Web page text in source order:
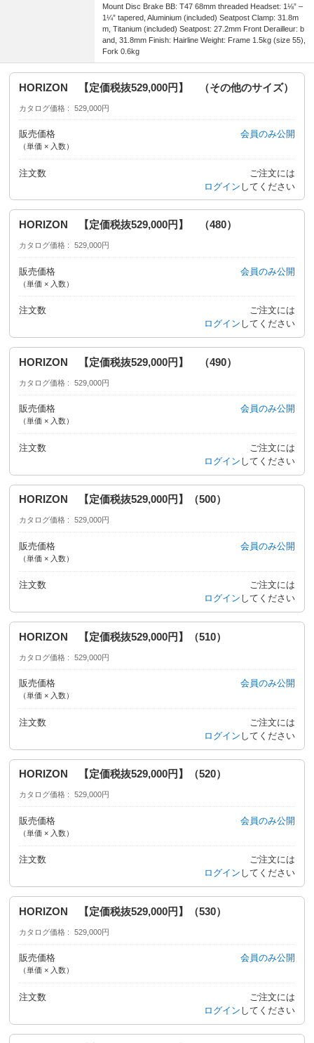
Mount Disc Brake BB: T47 68mm threaded Headset: 1⅛” –
1¼” tapered, Aluminium (included) Seatpost Clamp: 31.8m
m, Titanium (included) Seatpost: 27.2mm Front Derailleur: b
and, 31.8mm Finish: Hairline Weight: Frame 1.5kg (size 55),
Fork 0.6kg
HORIZON 【定価税抜529,000円】 （その他のサイズ）
カタログ価格 529,000円
販売価格
（単価 × 入数）
会員のみ公開
注文数
ご注文には
ログイン してください
HORIZON 【定価税抜529,000円】 （480）
カタログ価格 529,000円
販売価格
（単価 × 入数）
会員のみ公開
注文数
ご注文には
ログイン してください
HORIZON 【定価税抜529,000円】 （490）
カタログ価格 529,000円
販売価格
（単価 × 入数）
会員のみ公開
注文数
ご注文には
ログイン してください
HORIZON 【定価税抜529,000円】（500）
カタログ価格 529,000円
販売価格
（単価 × 入数）
会員のみ公開
注文数
ご注文には
ログイン してください
HORIZON 【定価税抜529,000円】（510）
カタログ価格 529,000円
販売価格
（単価 × 入数）
会員のみ公開
注文数
ご注文には
ログイン してください
HORIZON 【定価税抜529,000円】（520）
カタログ価格 529,000円
販売価格
（単価 × 入数）
会員のみ公開
注文数
ご注文には
ログイン してください
HORIZON 【定価税抜529,000円】（530）
カタログ価格 529,000円
販売価格
（単価 × 入数）
会員のみ公開
注文数
ご注文には
ログイン してください